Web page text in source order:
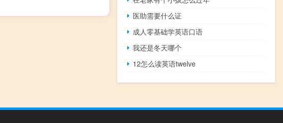
医助需要什么证
成人零基础学英语口语
我还是冬天哪个
12怎么读英语twelve